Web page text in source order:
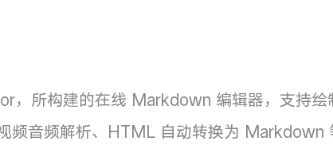
所构建的在线 Markdown 编辑器，支持绘
音频解析、HTML 自动转换为 Markdown